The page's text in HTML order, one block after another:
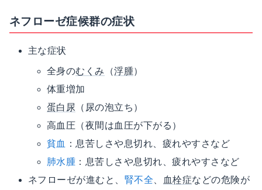
ネフローゼ症候群の症状
主な症状
全身のむくみ （浮腫）
体重増加
蛋白尿
（尿の泡立ち）
高血圧（夜間は血圧が下がる）
貧血
：息苦しさや息切れ、疲れやすさなど
肺水腫 ：息苦しさや息切れ、疲れやすさなど
ネフローゼが進むと、 腎不全 血栓症などの危険が